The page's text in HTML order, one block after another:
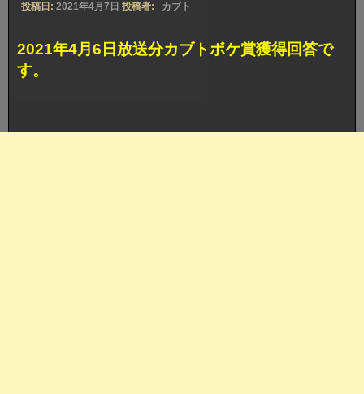
投稿日: 2021年4月7日 投稿者: カブト
2021年4月6日放送分カブトボケ賞獲得回答で
す。